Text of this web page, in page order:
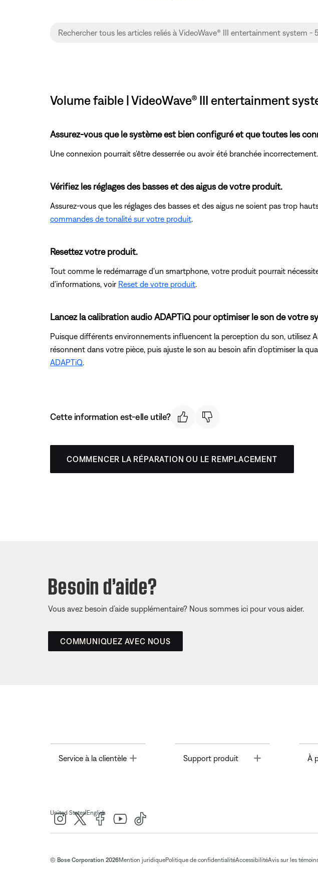
Volume faible | VideoWave® III entertainment
Assurez-vous que le système est bien configuré et que toutes les
Une connexion pourrait s'être desserrée ou avoir été branchée
Vérifiez les réglages des basses et des aigus de votre produit.
Assurez-vous que les réglages des basses et des aigus ne soient pas trop
commandes de tonalité sur votre produit
Resettez votre produit.
Tout comme le redémarrage d'un smartphone, votre produit pourrait
d'informations, voir Reset de votre produit
Lancez la calibration audio ADAPTiQ pour optimiser le son de votre
Puisque différents environnements influencent la perception du son, utilisez
résonnent dans votre pièce, puis ajuste le son au besoin afin d’optimiser la
ADAPTiQ
Cette information est-elle utile?
COMMENCER LA RÉPARATION OU LE REMPLACEMENT
Besoin d’aide?
Vous avez besoin d’aide supplémentaire? Nous sommes ici pour vous aider.
COMMUNIQUEZ AVEC NOUS
Service à la clientèle Toggle Support produit À
United States| English
© Bose Corporation 2026Mention juridiquePolitique de confidentialitéAccessibilitéAvis sur les